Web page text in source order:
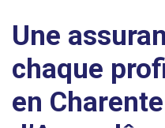
Une
chaque
en